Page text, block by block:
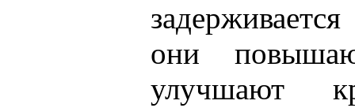
они
улучшают